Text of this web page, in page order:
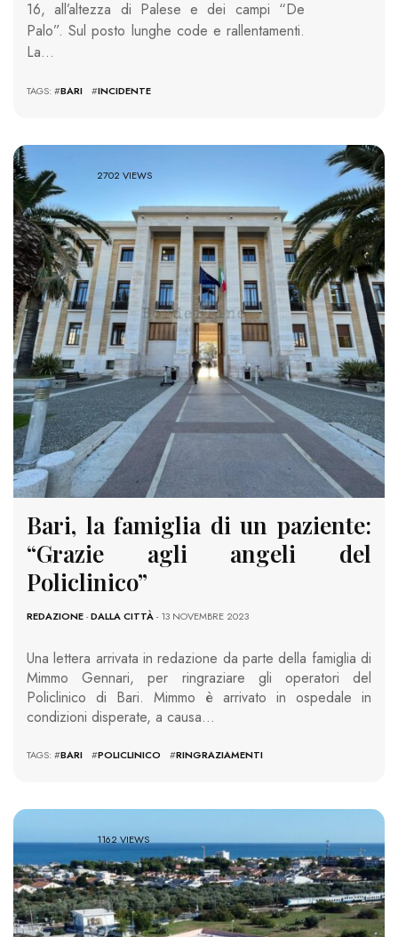
16, all’altezza di Palese e dei campi “De
Palo”. Sul posto lunghe code e rallentamenti.
La…
TAGS: #BARI #INCIDENTE
2702 VIEWS
Bari, la famiglia di un paziente:
“Grazie agli angeli del
Policlinico”
REDAZIONE-DALLA CITTÀ- 13 NOVEMBRE 2023
Una lettera arrivata in redazione da parte della famiglia di
Mimmo Gennari, per ringraziare gli operatori del
Policlinico di Bari. Mimmo è arrivato in ospedale in
condizioni disperate, a causa…
TAGS: #BARI #POLICLINICO #RINGRAZIAMENTI
1162 VIEWS